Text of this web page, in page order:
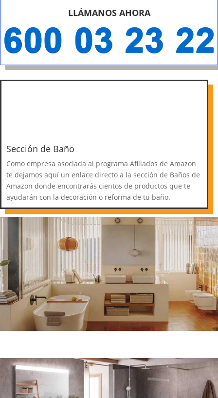
LLÁMANOS AHORA
Sección de Baño
Como empresa asociada al programa Afiliados de Amazon
te dejamos aquí un enlace directo a la sección de Baños de
Amazon donde encontrarás cientos de productos que te
ayudarán con la decoración o reforma de tu baño.